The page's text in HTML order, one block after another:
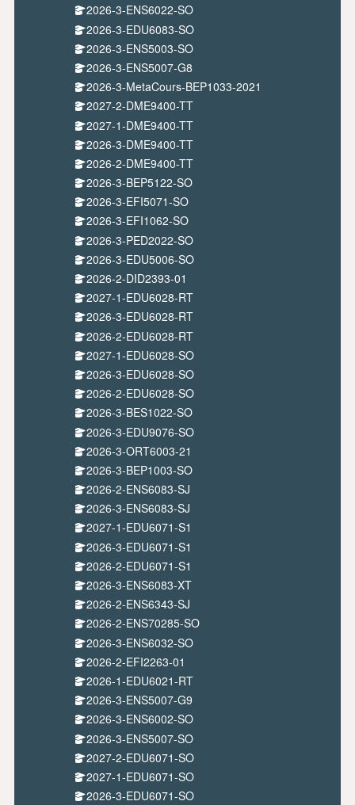
2026-3-ENS6022-SO
2026-3-EDU6083-SO
2026-3-ENS5003-SO
2026-3-ENS5007-G8
2026-3-MetaCours-BEP1033-2021
2027-2-DME9400-TT
2027-1-DME9400-TT
2026-3-DME9400-TT
2026-2-DME9400-TT
2026-3-BEP5122-SO
2026-3-EFI5071-SO
2026-3-EFI1062-SO
2026-3-PED2022-SO
2026-3-EDU5006-SO
2026-2-DID2393-01
2027-1-EDU6028-RT
2026-3-EDU6028-RT
2026-2-EDU6028-RT
2027-1-EDU6028-SO
2026-3-EDU6028-SO
2026-2-EDU6028-SO
2026-3-BES1022-SO
2026-3-EDU9076-SO
2026-3-ORT6003-21
2026-3-BEP1003-SO
2026-2-ENS6083-SJ
2026-3-ENS6083-SJ
2027-1-EDU6071-S1
2026-3-EDU6071-S1
2026-2-EDU6071-S1
2026-3-ENS6083-XT
2026-2-ENS6343-SJ
2026-2-ENS70285-SO
2026-3-ENS6032-SO
2026-2-EFI2263-01
2026-1-EDU6021-RT
2026-3-ENS5007-G9
2026-3-ENS6002-SO
2026-3-ENS5007-SO
2027-2-EDU6071-SO
2027-1-EDU6071-SO
2026-3-EDU6071-SO